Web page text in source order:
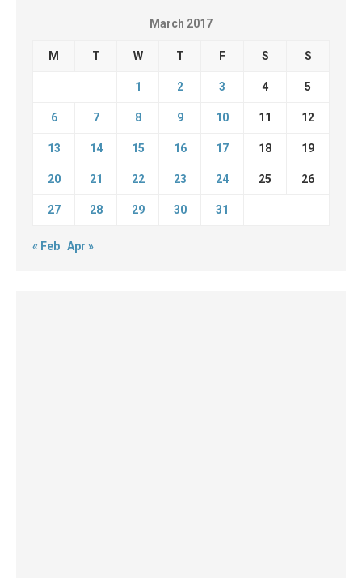
March 2017
M T W T F S S
1 2 3 4 5
6 7 8 9 10 11 12
13 14 15 16 17 18 19
20 21 22 23 24 25 26
27 28 29 30 31
« Feb Apr »